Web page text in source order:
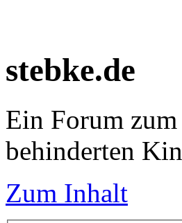
stebke.de
Ein Forum
behinderten
Zum Inhalt